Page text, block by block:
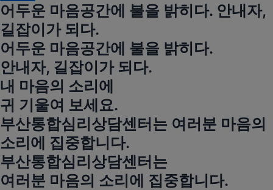
어두운 마음공간에 불을 밝히다. 안내자,
길잡이가 되다.
어두운 마음공간에 불을 밝히다.
안내자, 길잡이가 되다.
내 마음의 소리에
귀 기울여 보세요.
부산통합심리상담센터는 여러분 마음의
소리에 집중합니다.
부산통합심리상담센터는
여러분 마음의 소리에 집중합니다.